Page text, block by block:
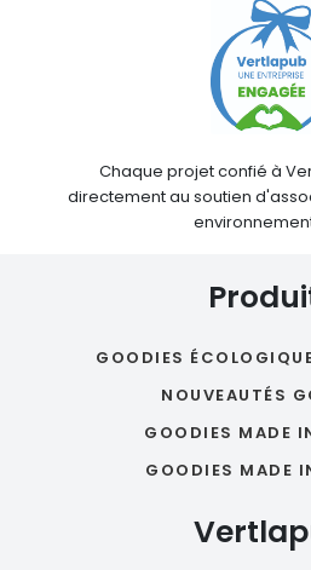
Chaque projet confié à
directement au soutien
GOODIES
NOUVEAUTÉS
GOODIES MADE
GOODIES MADE